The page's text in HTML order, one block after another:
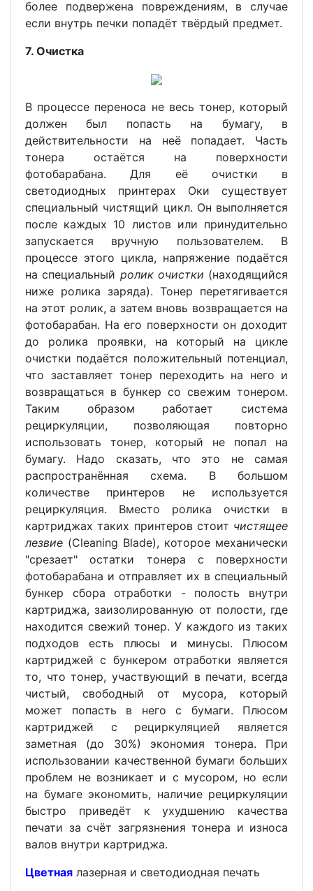
более подвержена повреждениям, в случае
если внутрь печки попадёт твёрдый предмет.
7. Очистка
В процессе переноса не весь тонер, который
должен был попасть на бумагу, в
действительности на неё попадает. Часть
тонера остаётся на поверхности
фотобарабана. Для её очистки в
светодиодных принтерах Оки существует
специальный чистящий цикл. Он выполняется
после каждых 10 листов или принудительно
запускается вручную пользователем. В
процессе этого цикла, напряжение подаётся
на специальный ролик очистки (находящийся
ниже ролика заряда). Тонер перетягивается
на этот ролик, а затем вновь возвращается на
фотобарабан. На его поверхности он доходит
до ролика проявки, на который на цикле
очистки подаётся положительный потенциал,
что заставляет тонер переходить на него и
возвращаться в бункер со свежим тонером.
Таким образом работает система
рециркуляции, позволяющая повторно
использовать тонер, который не попал на
бумагу. Надо сказать, что это не самая
распространённая схема. В большом
количестве принтеров не используется
рециркуляция. Вместо ролика очистки в
картриджах таких принтеров стоит чистящее
лезвие (Cleaning Blade), которое механически
"срезает" остатки тонера с поверхности
фотобарабана и отправляет их в специальный
бункер сбора отработки - полость внутри
картриджа, заизолированную от полости, где
находится свежий тонер. У каждого из таких
подходов есть плюсы и минусы. Плюсом
картриджей с бункером отработки является
то, что тонер, участвующий в печати, всегда
чистый, свободный от мусора, который
может попасть в него с бумаги. Плюсом
картриджей с рециркуляцией является
заметная (до 30%) экономия тонера. При
использовании качественной бумаги больших
проблем не возникает и с мусором, но если
на бумаге экономить, наличие рециркуляции
быстро приведёт к ухудшению качества
печати за счёт загрязнения тонера и износа
валов внутри картриджа.
Цветная лазерная и светодиодная печать